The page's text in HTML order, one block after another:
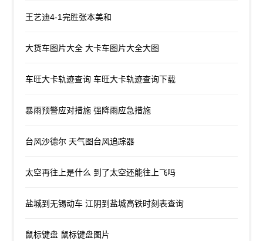
王艺迪4-1完胜张本美和
大货车图片大全 大卡车图片大全大图
车旺大卡轨迹查询 车旺大卡轨迹查询下载
暴雨预警应对措施 强降雨应急措施
台风沙德尔 天气图台风追踪器
太空再往上是什么 到了太空还能往上飞吗
盐城到无锡动车 江阴到盐城高铁时刻表查询
鼠标键盘 鼠标键盘图片